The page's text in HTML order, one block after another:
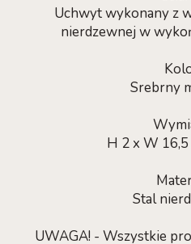
Uchwyt wykonany z
nierdzewnej w
Srebrny
H 2 x W 16,5
Stal
UWAGA! - Wszystkie